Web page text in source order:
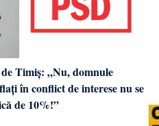
Timiș: „Nu, domnule
în conflict de interese nu se
de 10%!”